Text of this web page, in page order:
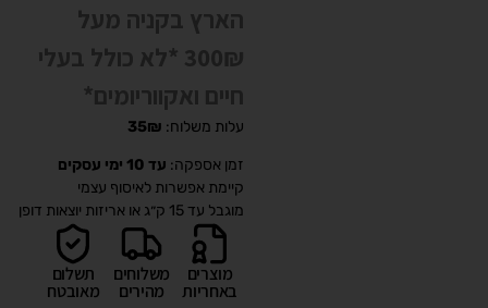
הארץ בקניה מעל
300₪ *לא כולל בעלי
חיים ואקווריומים*
עלות משלוח: 35₪
זמן אספקה: עד 10 ימי עסקים
קיימת אפשרות לאיסוף עצמי
מוגבל עד 15 ק״ג או אריזות יוצאות דופן
מוצרים
באחריות
משלוחים
מהירים
תשלום
מאובטח